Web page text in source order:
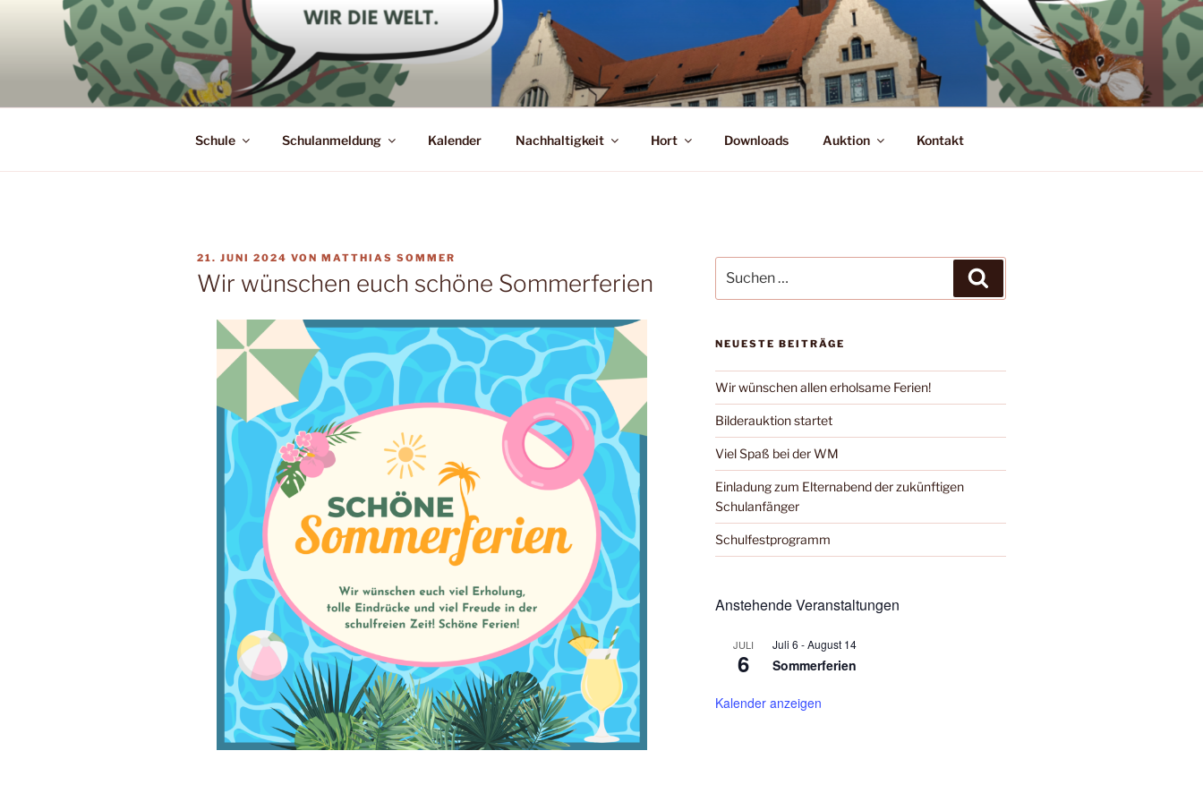
Schule Schulanmeldung Kalender Nachhaltigkeit Hort Downloads Auktion Kontakt
VERÖFFENTLICHT
AM
21. JUNI 2024 VON MATTHIAS SOMMER
Wir wünschen euch schöne Sommerferien
nach:
NEUESTE BEITRÄGE
Wir wünschen allen erholsame Ferien!
Bilderauktion startet
Viel Spaß bei der WM
Einladung zum Elternabend der zukünftigen
Schulanfänger
Schulfestprogramm
Anstehende Veranstaltungen
JULI
6
Juli 6 -August 14
Sommerferien
Kalender anzeigen